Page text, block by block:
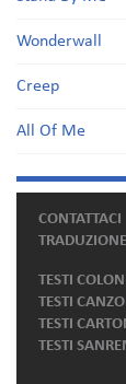
Wonderwall
Creep
All Of Me
CONTATTACI
TESTI
TESTI
TESTI
TESTI